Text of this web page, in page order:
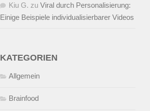
Kiu G. zu Viral durch Personalisierung:
Einige Beispiele individualisierbarer Videos
KATEGORIEN
Allgemein
Brainfood